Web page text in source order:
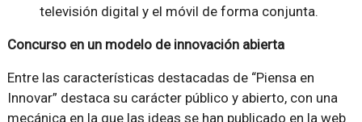
televisión digital y el móvil de forma conjunta.
Concurso en un modelo de innovación abierta
Entre las características destacadas de “Piensa en
Innovar” destaca su carácter público y abierto, con una
mecánica en la que las ideas se han publicado en la web